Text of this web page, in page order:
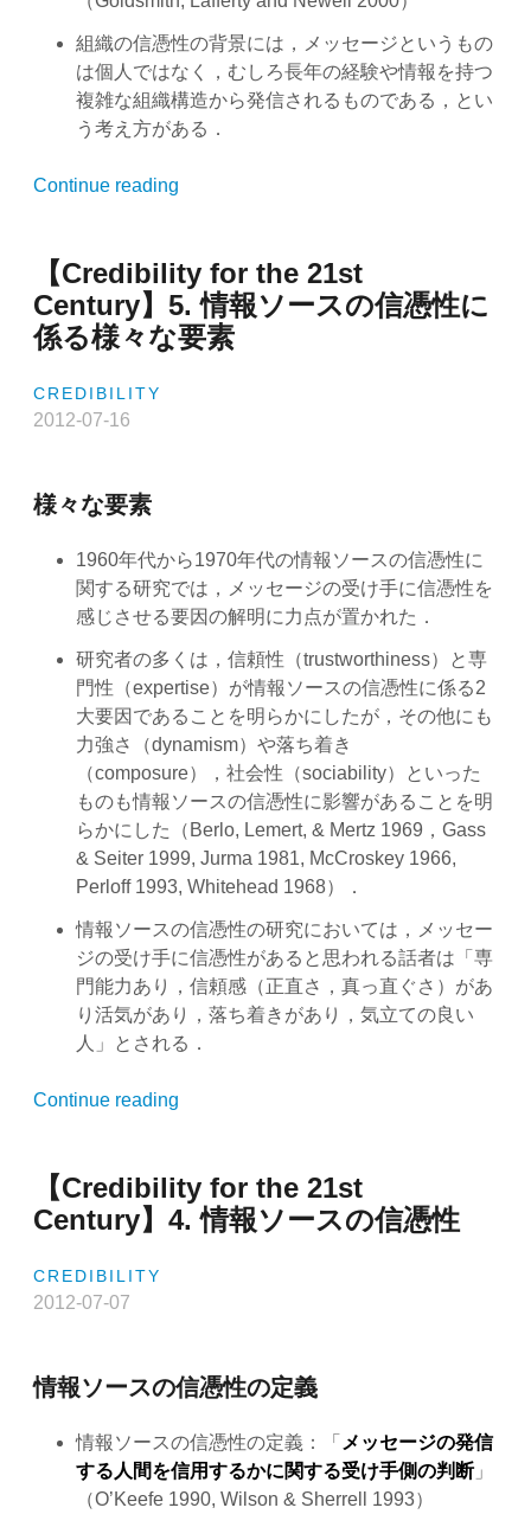
組織の信憑性の背景には，メッセージというもの
は個人ではなく，むしろ長年の経験や情報を持つ
複雑な組織構造から発信されるものである，とい
う考え方がある．
Continue reading
21st
Century】
6.
「情
織」
で
あ
場
合”
【Credibility for the 21st
Century】5. 情報ソースの信憑性に
係る様々な要素
CREDIBILITY
2012-07-16
様々な要素
1960年代から1970年代の情報ソースの信憑性に
関する研究では，メッセージの受け手に信憑性を
感じさせる要因の解明に力点が置かれた．
研究者の多くは，信頼性（trustworthiness）と専
門性（expertise）が情報ソースの信憑性に係る2
大要因であることを明らかにしたが，その他にも
力強さ（dynamism）や落ち着き
（composure），社会性（sociability）といった
ものも情報ソースの信憑性に影響があることを明
らかにした（Berlo, Lemert, & Mertz 1969，Gass
& Seiter 1999, Jurma 1981, McCroskey 1966,
Perloff 1993, Whitehead 1968）．
情報ソースの信憑性の研究においては，メッセー
ジの受け手に信憑性があると思われる話者は「専
門能力あり，信頼感（正直さ，真っ直ぐさ）があ
り活気があり，落ち着きがあり，気立ての良い
人」とされる．
Continue reading
21st
Century】
ス
信
憑
性
【Credibility for the 21st
Century】4. 情報ソースの信憑性
CREDIBILITY
2012-07-07
情報ソースの信憑性の定義
情報ソースの信憑性の定義：「 メッセージの発信
する人間を信用するかに関する受け手側の判断」
（O’Keefe 1990, Wilson & Sherrell 1993）